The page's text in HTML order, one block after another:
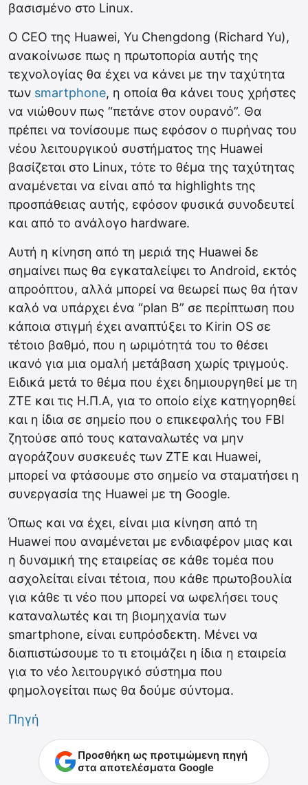
βασισμένο στο Linux.
Ο CEO της Huawei, Yu Chengdong (Richard Yu),
ανακοίνωσε πως η πρωτοπορία αυτής της
τεχνολογίας θα έχει να κάνει με την ταχύτητα
των smartphone, η οποία θα κάνει τους χρήστες
να νιώθουν πως “πετάνε στον ουρανό”. Θα
πρέπει να τονίσουμε πως εφόσον ο πυρήνας του
νέου λειτουργικού συστήματος της Huawei
βασίζεται στο Linux, τότε το θέμα της ταχύτητας
αναμένεται να είναι από τα highlights της
προσπάθειας αυτής, εφόσον φυσικά συνοδευτεί
και από το ανάλογο hardware.
Αυτή η κίνηση από τη μεριά της Huawei δε
σημαίνει πως θα εγκαταλείψει το Android, εκτός
απροόπτου, αλλά μπορεί να θεωρεί πως θα ήταν
καλό να υπάρχει ένα “plan B” σε περίπτωση που
κάποια στιγμή έχει αναπτύξει το Kirin OS σε
τέτοιο βαθμό, που η ωριμότητά του το θέσει
ικανό για μια ομαλή μετάβαση χωρίς τριγμούς.
Ειδικά μετά το θέμα που έχει δημιουργηθεί με τη
ZTE και τις Η.Π.Α, για το οποίο είχε κατηγορηθεί
και η ίδια σε σημείο που ο επικεφαλής του FBI
ζητούσε από τους καταναλωτές να μην
αγοράζουν συσκευές των ZTE και Huawei,
μπορεί να φτάσουμε στο σημείο να σταματήσει η
συνεργασία της Huawei με τη Google.
Όπως και να έχει, είναι μια κίνηση από τη
Huawei που αναμένεται με ενδιαφέρον μιας και
η δυναμική της εταιρείας σε κάθε τομέα που
ασχολείται είναι τέτοια, που κάθε πρωτοβουλία
για κάθε τι νέο που μπορεί να ωφελήσει τους
καταναλωτές και τη βιομηχανία των
smartphone, είναι ευπρόσδεκτη. Μένει να
διαπιστώσουμε το τι ετοιμάζει η ίδια η εταιρεία
για το νέο λειτουργικό σύστημα που
φημολογείται πως θα δούμε σύντομα.
Πηγή
Προσθήκη ως προτιμώμενη πηγή
στα αποτελέσματα Google